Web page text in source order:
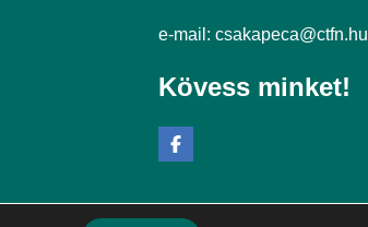
e-mail: csakapeca@ctfn.hu
Kövess minket!